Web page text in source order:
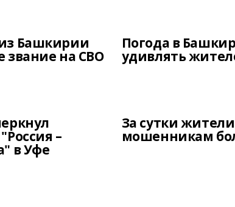
Башкирии
звание на СВО
Погода в
удивлять
–
в Уфе
За сутки
мошенникам